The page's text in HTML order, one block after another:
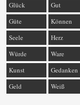
Glück
Gut
Güte
Können
Seele
Herz
Würde
Ware
Kunst
Gedanken
Geld
Weiß